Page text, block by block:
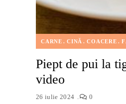
CARNE CINĂ COACERE
Piept de pui la
video
26 iulie 2024 0